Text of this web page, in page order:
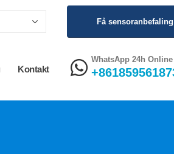
Få sensoranbefaling
Kontakt
WhatsApp 24h